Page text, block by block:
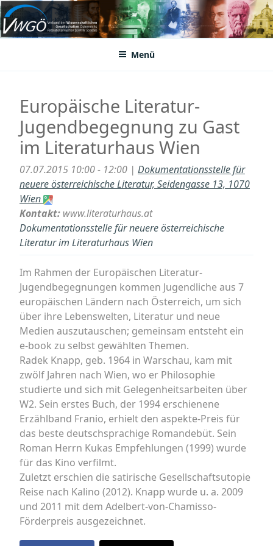
Zum
Inhalt
springenVWGÖ
Federation of Austrian Scientific Societies
Menü
Europäische Literatur-
Jugendbegegnung zu Gast
im Literaturhaus Wien
07.07.2015 10:00 - 12:00 | Dokumentationsstelle für
neuere österreichische Literatur, Seidengasse 13, 1070
Wien
Kontakt: www.literaturhaus.at
Dokumentationsstelle für neuere österreichische
Literatur im Literaturhaus Wien
Im Rahmen der Europäischen Literatur-
Jugendbegegnungen kommen Jugendliche aus 7
europäischen Ländern nach Österreich, um sich
über ihre Lebenswelten, Literatur und neue
Medien auszutauschen; gemeinsam entsteht ein
e-book zu selbst gewählten Themen.
Radek Knapp, geb. 1964 in Warschau, kam mit
zwölf Jahren nach Wien, wo er Philosophie
studierte und sich mit Gelegenheitsarbeiten über
W2. Sein erstes Buch, der 1994 erschienene
Erzählband Franio, erhielt den aspekte-Preis für
das beste deutschsprachige Romandebüt. Sein
Roman Herrn Kukas Empfehlungen (1999) wurde
für das Kino verfilmt.
Zuletzt erschien die satirische Gesellschaftsutopie
Reise nach Kalino (2012). Knapp wurde u. a. 2009
und 2011 mit dem Adelbert-von-Chamisso-
Förderpreis ausgezeichnet.